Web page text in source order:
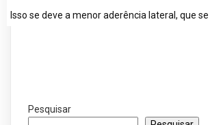
Isso se deve a menor aderência lateral, que se
Pesquisar